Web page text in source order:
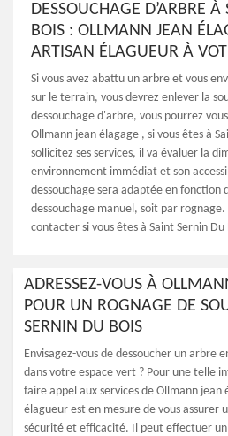
DESSOUCHAGE D’ARBRE
BOIS : OLLMANN JEAN
ARTISAN ÉLAGUEUR À
Si vous avez abattu un arbre et vous
sur le terrain, vous devrez enlever la
dessouchage d'arbre, vous pourrez
Ollmann jean élagage , si vous êtes à
sollicitez ses services, il va évaluer la
environnement immédiat et son
dessouchage sera adaptée en fonction
dessouchage manuel, soit par
contacter si vous êtes à Saint Sernin
ADRESSEZ-VOUS À
POUR UN ROGNAGE DE
SERNIN DU BOIS
Envisagez-vous de dessoucher un arbre
dans votre espace vert ? Pour une telle
faire appel aux services de Ollmann jean
élagueur est en mesure de vous
sécurité et efficacité. Il peut effectuer un